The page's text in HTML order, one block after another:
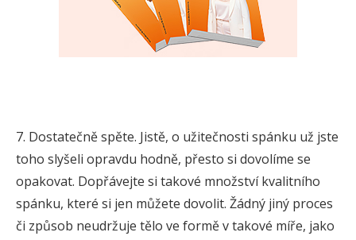
7. Dostatečně spěte. Jistě, o užitečnosti spánku už jste
toho slyšeli opravdu hodně, přesto si dovolíme se
opakovat. Dopřávejte si takové množství kvalitního
spánku, které si jen můžete dovolit. Žádný jiný proces
či způsob neudržuje tělo ve formě v takové míře, jako